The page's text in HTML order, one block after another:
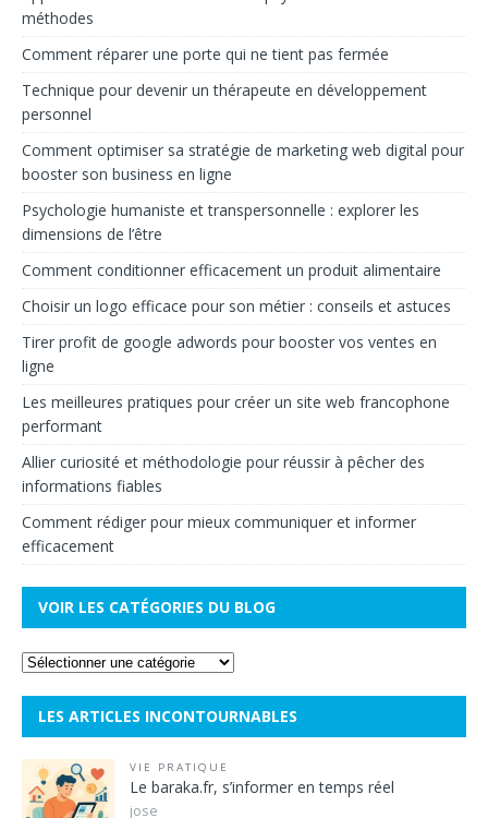
méthodes
Comment réparer une porte qui ne tient pas fermée
Technique pour devenir un thérapeute en développement
personnel
Comment optimiser sa stratégie de marketing web digital pour
booster son business en ligne
Psychologie humaniste et transpersonnelle : explorer les
dimensions de l’être
Comment conditionner efficacement un produit alimentaire
Choisir un logo efficace pour son métier : conseils et astuces
Tirer profit de google adwords pour booster vos ventes en
ligne
Les meilleures pratiques pour créer un site web francophone
performant
Allier curiosité et méthodologie pour réussir à pêcher des
informations fiables
Comment rédiger pour mieux communiquer et informer
efficacement
VOIR LES CATÉGORIES DU BLOG
LES ARTICLES INCONTOURNABLES
VIE PRATIQUE
Le baraka.fr, s’informer en temps réel
jose